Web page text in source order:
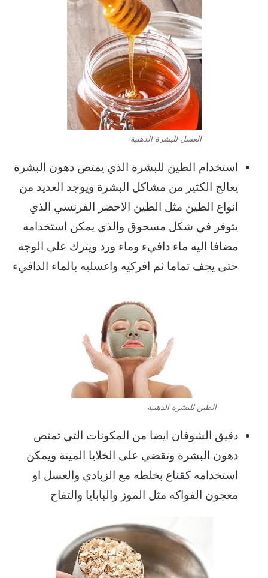
العسل للبشرة الدهنية
استخدام الطين للبشرة الذي يمتص دهون البشرة
يعالج الكثير من مشاكل البشرة ويوجد العديد من
انواع الطين مثل الطين الاخضر الفرنسي الذي
يتوفر في شكل مسحوق والذي يمكن استخدامه
مضافا اليه ماء دافيء وماء ورد ويترك على الوجه
حتى يجف تماما ثم افركيه واغسليه بالماء الدافيء
الطين للبشرة الدهنية
دقيق الشوفان ايضا من المكونات التي تمتص
دهون البشرة وتقضي على الخلايا الميتة ويمكن
استخدامه كقناع بخلطه مع الزبادي والعسل او
معجون الفواكه مثل الموز والبابايا والتفاح